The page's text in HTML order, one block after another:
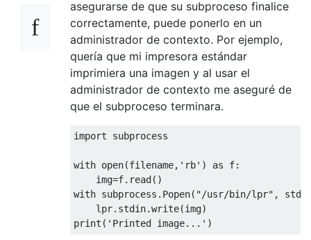
asegurarse de que su subproceso finalice
correctamente, puede ponerlo en un
administrador de contexto. Por ejemplo,
quería que mi impresora estándar
imprimiera una imagen y al usar el
administrador de contexto me aseguré de
que el subproceso terminara.
import subprocess
with open(filename, 'rb' ) as f:
    img
=f. read()
with subprocess . Popen( "/usr/bin/lpr" ,
    lpr
. stdin.write(img)
print ( 'Printed image...' )